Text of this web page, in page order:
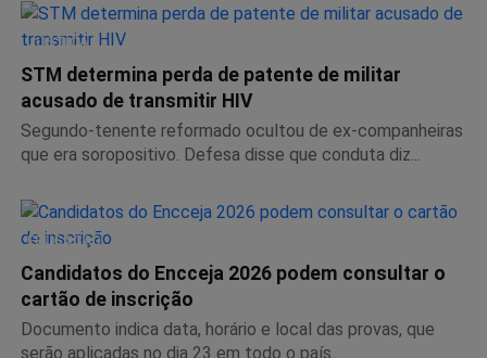
JUSTIÇA
STM determina perda de patente de militar
acusado de transmitir HIV
Segundo-tenente reformado ocultou de ex-companheiras
que era soropositivo. Defesa disse que conduta diz...
EDUCAÇÃO
Candidatos do Encceja 2026 podem consultar o
cartão de inscrição
Documento indica data, horário e local das provas, que
serão aplicadas no dia 23 em todo o país.